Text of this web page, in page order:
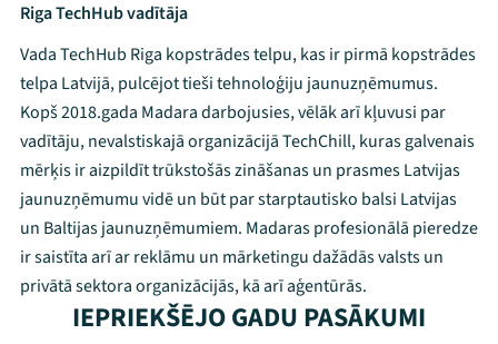
Mana programma
Festivāls
Riga TechHub vadītāja
Vada TechHub Riga kopstrādes telpu, kas ir pirmā kopstrādes
telpa Latvijā, pulcējot tieši tehnoloģiju jaunuzņēmumus.
Kopš 2018.gada Madara darbojusies, vēlāk arī kļuvusi par
vadītāju, nevalstiskajā organizācijā TechChill, kuras galvenais
mērķis ir aizpildīt trūkstošās zināšanas un prasmes Latvijas
jaunuzņēmumu vidē un būt par starptautisko balsi Latvijas
un Baltijas jaunuzņēmumiem. Madaras profesionālā pieredze
ir saistīta arī ar reklāmu un mārketingu dažādās valsts un
privātā sektora organizācijās, kā arī aģentūrās.
IEPRIEKŠĒJO GADU PASĀKUMI